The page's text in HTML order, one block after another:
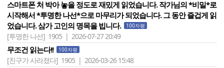
스마트폰 처 박아 놓을 정도로 재밌게 읽었습니다. 작가님의 *비밀*로
시작해서 *투명한 나선*으로 마무리가 되었습니다. 그 동안 즐겁게 읽
었습니다. 삼가 고인의 명목을 빕니다.
100자평
[투명한 나선] 1905 | 2026-07-27 20:49
무조건 읽는다!! 100자평
[친구가 사라졌다] 1905 | 2026-03-26 15:48